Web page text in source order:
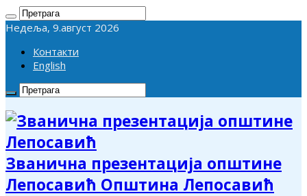
Недеља, 9.август 2026
Контакти
English
Званична презентација општине
Лепосавић Општина Лепосавић